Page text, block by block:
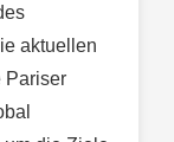
aktuellen
Pariser